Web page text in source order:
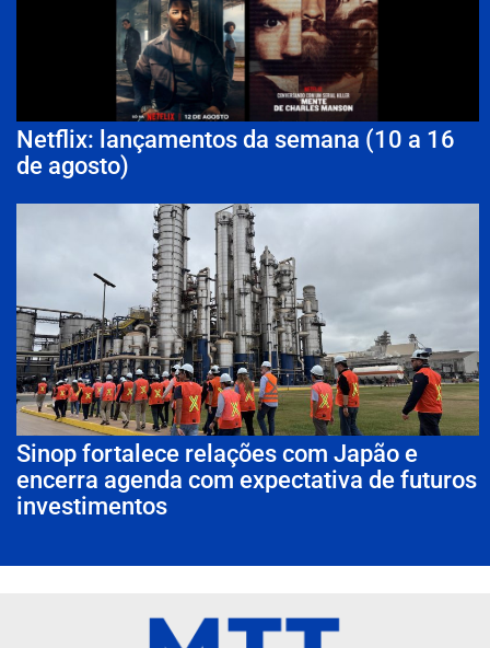
Netflix: lançamentos da semana (10 a 16
de agosto)
Sinop fortalece relações com Japão e
encerra agenda com expectativa de futuros
investimentos